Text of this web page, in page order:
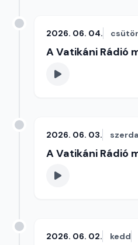
2026. 06. 04.
A Vatikáni Rádió
2026. 06. 03. szerda
A Vatikáni Rádió
2026. 06. 02. kedd